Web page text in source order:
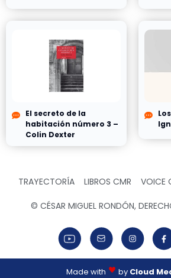
El secreto de la
habitación número 3 –
Colin Dexter
TRAYECTORÍA LIBROS CMR VOICE
© CÉSAR MIGUEL RONDÓN,
Made with by Cloud